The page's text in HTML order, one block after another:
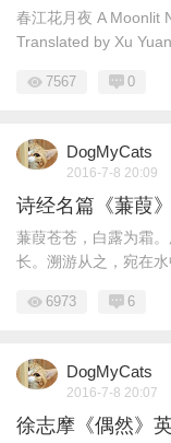
春江花月夜 A Moonlit
Translated by Xu
7567 0
DogMyCats
2016-7-8 20:09
诗经名篇《蒹葭
蒹葭苍苍，白露为霜
长。溯游从之，宛在水
6973 6
DogMyCats
2016-7-8 20:07
徐志摩《偶然》